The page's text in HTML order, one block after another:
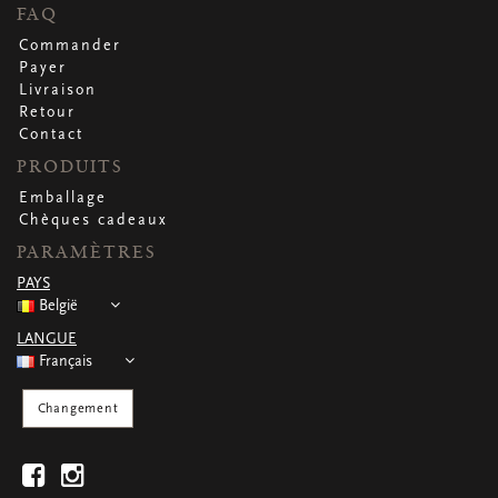
CARTES DE VOEUX
Petites cartes carrées
Regardez toutes
Petites cartes oblongues
Regardez toutes
Petites cartes rectangulaires
Regardez toutes
Cartes de voeux
Regardez toutes
Par occasion
Regardez toutes
FAQ
Commander
Payer
Livraison
Retour
Contact
PRODUITS
Emballage
Chèques cadeaux
PARAMÈTRES
PAYS
België
LANGUE
Français
Changement